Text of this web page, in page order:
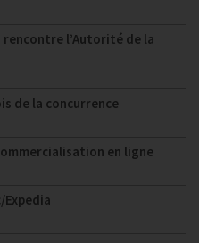
rencontre l’Autorité de la
de la concurrence
en ligne
Expedia